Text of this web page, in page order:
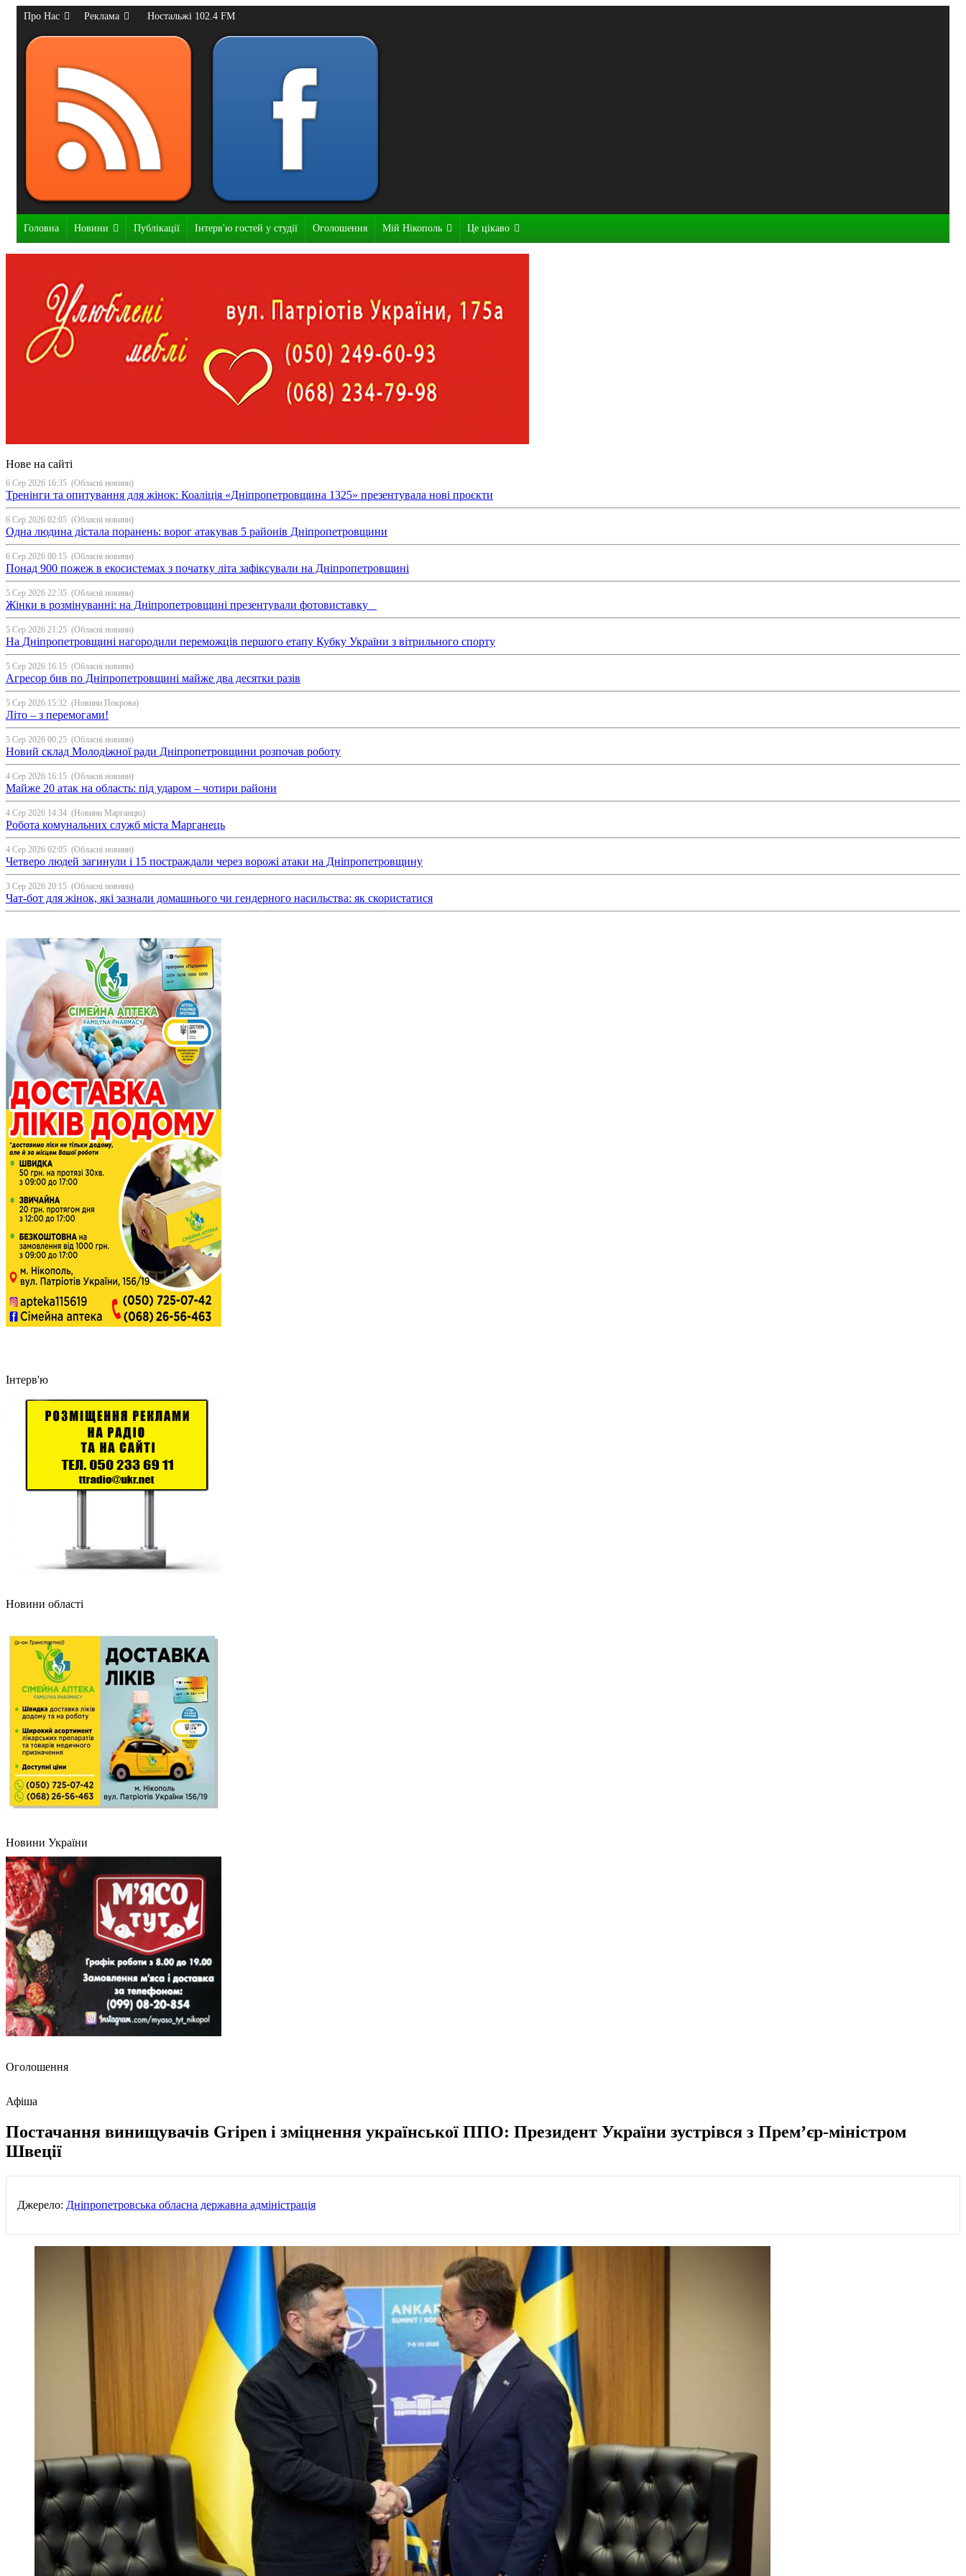
Про Нас Реклама Ностальжі 102.4 FM
Головна Новини Публікації Інтерв'ю гостей у студії Оголошення Мій Нікополь Це цікаво
Нове на сайті
6 Сер 2026 16:35 (Обласні новини)
Тренінги та опитування для жінок: Коаліція «Дніпропетровщина 1325» презентувала нові проєкти
6 Сер 2026 02:05 (Обласні новини)
Одна людина дістала поранень: ворог атакував 5 районів Дніпропетровщини
6 Сер 2026 00:15 (Обласні новини)
Понад 900 пожеж в екосистемах з початку літа зафіксували на Дніпропетровщині
5 Сер 2026 22:35 (Обласні новини)
Жінки в розмінуванні: на Дніпропетровщині презентували фотовиставку
5 Сер 2026 21:25 (Обласні новини)
На Дніпропетровщині нагородили переможців першого етапу Кубку України з вітрильного спорту
5 Сер 2026 16:15 (Обласні новини)
Агресор бив по Дніпропетровщині майже два десятки разів
5 Сер 2026 15:32 (Новини Покрова)
Літо – з перемогами!
5 Сер 2026 00:25 (Обласні новини)
Новий склад Молодіжної ради Дніпропетровщини розпочав роботу
4 Сер 2026 16:15 (Обласні новини)
Майже 20 атак на область: під ударом – чотири райони
4 Сер 2026 14:34 (Новини Марганцю)
Робота комунальних служб міста Марганець
4 Сер 2026 02:05 (Обласні новини)
Четверо людей загинули і 15 постраждали через ворожі атаки на Дніпропетровщину
3 Сер 2026 20:15 (Обласні новини)
Чат-бот для жінок, які зазнали домашнього чи гендерного насильства: як скористатися
Інтерв'ю
Новини області
Новини України
Оголошення
Афіша
Постачання винищувачів Gripen і зміцнення української ППО: Президент України зустрівся з Прем’єр-міністром
Швеції
Джерело: Дніпропетровська обласна державна адміністрація